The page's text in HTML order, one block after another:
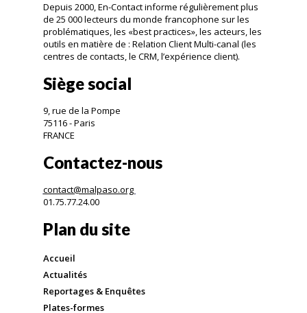
Depuis 2000, En-Contact informe régulièrement plus
de 25 000 lecteurs du monde francophone sur les
problématiques, les «best practices», les acteurs, les
outils en matière de : Relation Client Multi-canal (les
centres de contacts, le CRM, l’expérience client).
Siège social
9, rue de la Pompe
75116 - Paris
FRANCE
Contactez-nous
contact@malpaso.org
01.75.77.24.00
Plan du site
Accueil
Actualités
Reportages & Enquêtes
Plates-formes